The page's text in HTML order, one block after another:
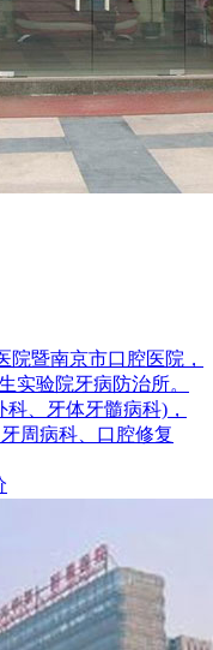
暨南京市口腔医院，
实验院牙病防治所。
、牙体牙髓病科)，
周病科、口腔修复